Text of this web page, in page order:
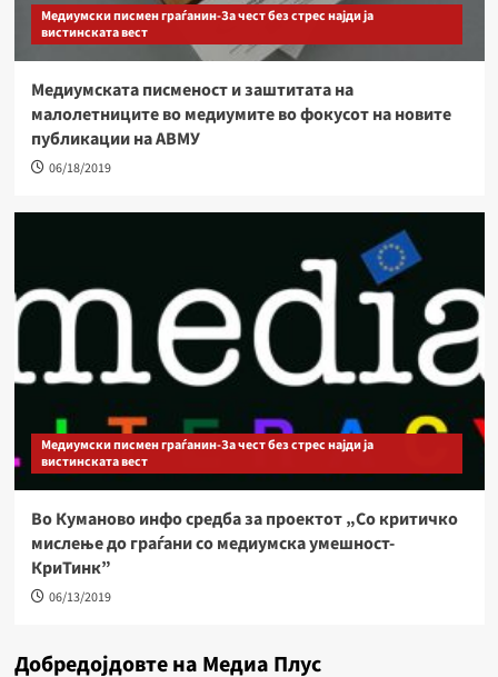
Медиумски писмен граѓанин-За чест без стрес најди ја
вистинската вест
Медиумската писменост и заштитата на
малолетниците во медиумите во фокусот на новите
публикации на АВМУ
06/18/2019
Медиумски писмен граѓанин-За чест без стрес најди ја
вистинската вест
Во Куманово инфо средба за проектот „Со критичко
мислење до граѓани со медиумска умешност-
КриТинк”
06/13/2019
Добредојдовте на Медиа Плус